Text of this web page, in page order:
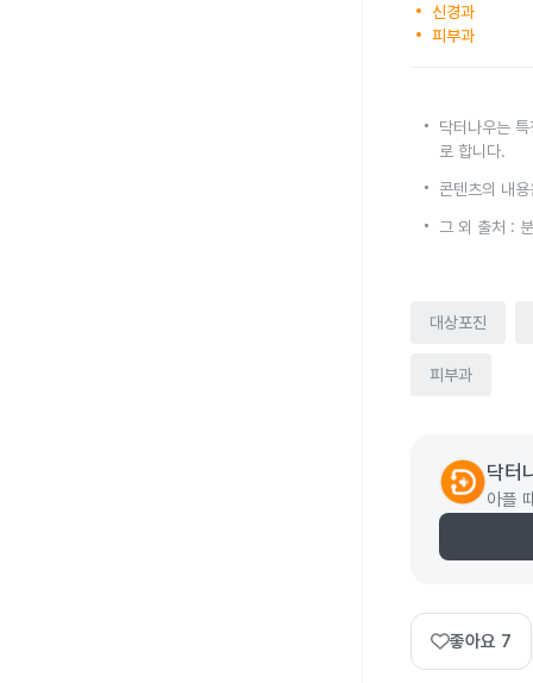
신경과
피부과
닥터나우는
로 합니다.
콘텐츠의 내
그 외 출처 :
대상포진
피부과
닥터
아플
좋아요 7